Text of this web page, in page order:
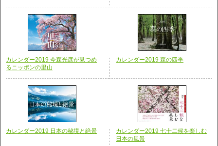
カレンダー2019 今森光彦が見つめ
るニッポンの里山
カレンダー2019 森の四季
カレンダー2019 日本の秘境と絶景
カレンダー2019 七十二候を楽しむ
日本の風景